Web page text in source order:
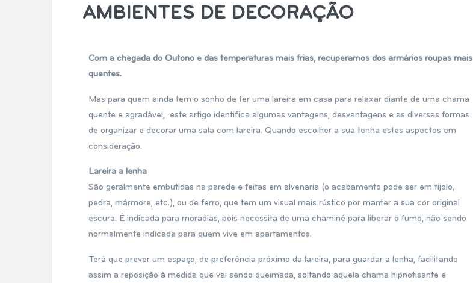
AMBIENTES DE DECORAÇÃO
Com a chegada do Outono e das temperaturas mais frias, recuperamos dos armários roupas mais
quentes.
Mas para quem ainda tem o sonho de ter uma lareira em casa para relaxar diante de uma chama
quente e agradável, este artigo identifica algumas vantagens, desvantagens e as diversas formas
de organizar e decorar uma sala com lareira. Quando escolher a sua tenha estes aspectos em
consideração.
Lareira a lenha
São geralmente embutidas na parede e feitas em alvenaria (o acabamento pode ser em tijolo,
pedra, mármore, etc.), ou de ferro, que tem um visual mais rústico por manter a sua cor original
escura. É indicada para moradias, pois necessita de uma chaminé para liberar o fumo, não sendo
normalmente indicada para quem vive em apartamentos.
Terá que prever um espaço, de preferência próximo da lareira, para guardar a lenha, facilitando
assim a reposição à medida que vai sendo queimada, soltando aquela chama hipnotisante e